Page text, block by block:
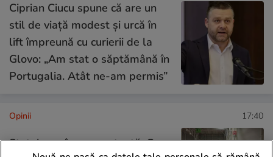
Ciprian Ciucu spune că are un
stil de viață modest și urcă în
lift împreună cu curierii de la
Glovo: „Am stat o săptămână în
Portugalia. Atât ne-am permis”
Opinii 17:40
Statul român are restanță: Cum